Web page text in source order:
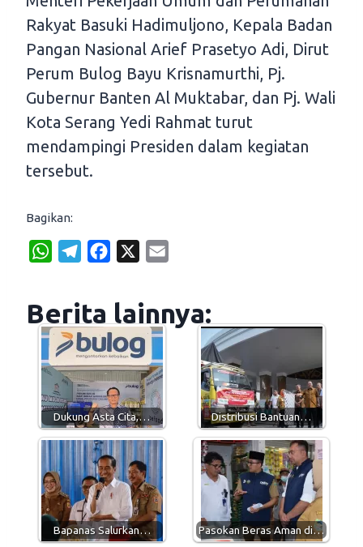
Rakyat Basuki Hadimuljono, Kepala Badan
Pangan Nasional Arief Prasetyo Adi, Dirut
Perum Bulog Bayu Krisnamurthi, Pj.
Gubernur Banten Al Muktabar, dan Pj. Wali
Kota Serang Yedi Rahmat turut
mendampingi Presiden dalam kegiatan
tersebut.
Bagikan:
W
t
A
p
p
e
g
r
a
m
e
b
o
o
k
i
Berita lainnya:
Dukung Asta Cita,… Distribusi Bantuan…
Bapanas Salurkan… Pasokan Beras Aman di…